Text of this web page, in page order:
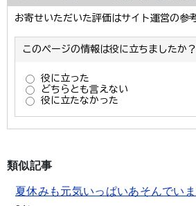
類似記事
夏休みも元気いっぱいあそんでい